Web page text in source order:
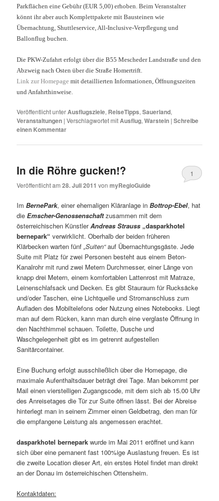
Parkflächen eine Gebühr (EUR 5,00) erhoben. Beim Veranstalter
könnt ihr aber auch Komplettpakete mit Bausteinen wie
Übernachtung, Shuttleservice, All-Inclusive-Verpflegung und
Ballonflug buchen.
Die PKW-Zufahrt erfolgt über die B55 Mescheder Landstraße und den
Abzweig nach Osten über die Straße Homertrift.
Link zur Homepagemit detaillierten Informationen, Öffnungszeiten
und Anfahrthinweise.
Veröffentlicht unterAusflugsziele, ReiseTipps,Sauerland,
Veranstaltungen |Verschlagwortet mitAusflug,Warstein |Schreibe
einen Kommentar
In die Röhre gucken!?
Veröffentlicht am28. Juli 2011 vonmyRegioGuide
1
ImBernePark, einer ehemaligen Kläranlage inBottrop-Ebel, hat
dieEmscher-Genossenschaftzusammen mit dem
österreichischen KünstlerAndreas Strauss „dasparkhotel
bernepark“ verwirklicht. Oberhalb der beiden früheren
Klärbecken warten fünf„Suiten“auf Übernachtungsgäste. Jede
Suite mit Platz für zwei Personen besteht aus einem Beton-
Kanalrohr mit rund zwei Metern Durchmesser, einer Länge von
knapp drei Metern, einem komfortablen Lattenrost mit Matraze,
Leinenschlafsack und Decken. Es gibt Stauraum für Rucksäcke
und/oder Taschen, eine Lichtquelle und Stromanschluss zum
Aufladen des Mobiltelefons oder Nutzung eines Notebooks. Liegt
man auf dem Rücken, kann man durch eine verglaste Öffnung in
den Nachthimmel schauen. Toilette, Dusche und
Waschgelegenheit gibt es im getrennt aufgestellen
Sanitärcontainer.
Eine Buchung erfolgt ausschließlich über die Homepage, die
maximale Aufenthaltsdauer beträgt drei Tage. Man bekommt per
Mail einen vierstelligen Zugangscode, mit dem sich ab 15.00 Uhr
des Anreisetages die Tür zur Suite öffnen lässt. Bei der Abreise
hinterlegt man in seinem Zimmer einen Geldbetrag, den man für
die empfangene Leistung als angemessen erachtet.
dasparkhotel bernepark wurde im Mai 2011 eröffnet und kann
sich über eine pemanent fast 100%ige Auslastung freuen. Es ist
die zweite Location dieser Art, ein erstes Hotel findet man direkt
an der Donau im österreichischen Ottensheim.
Kontaktdaten: